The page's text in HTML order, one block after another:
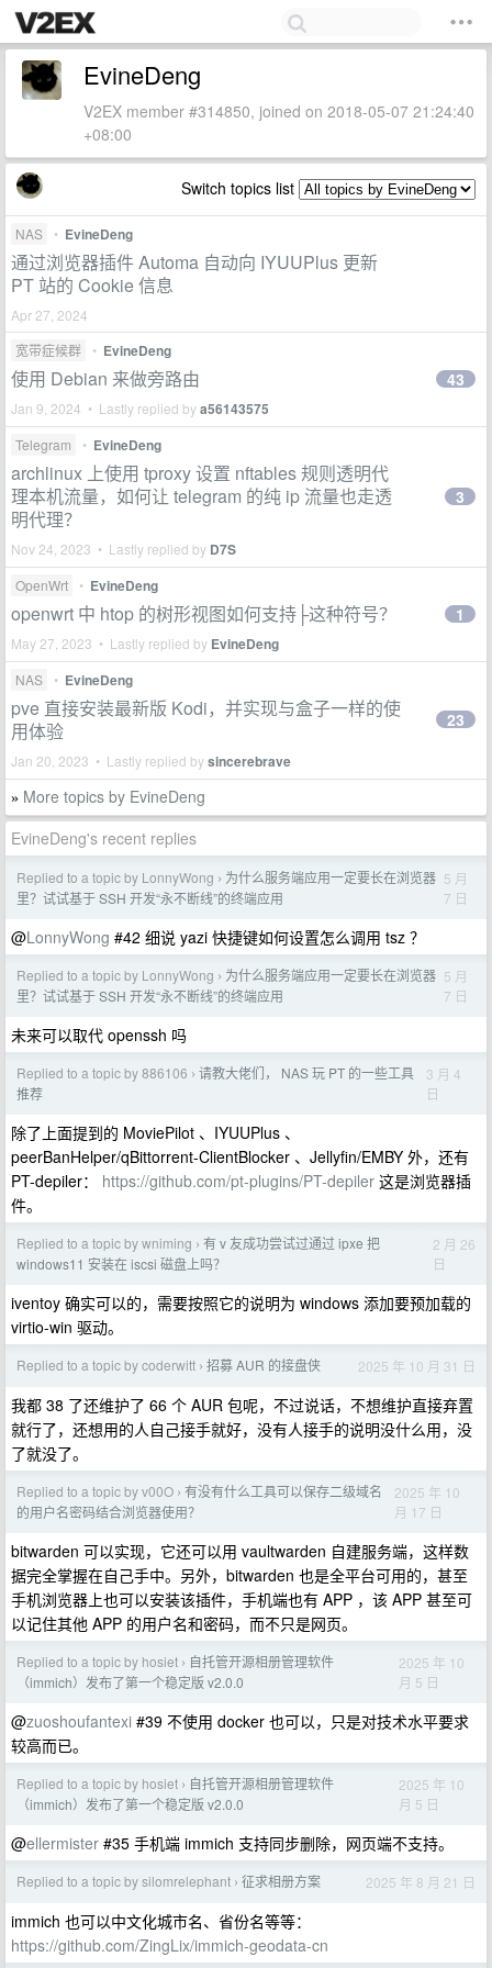
EvineDeng
V2EX member #314850, joined on 2018-05-07 21:24:40
+08:00
Switch topics list
NAS • EvineDeng
通过浏览器插件 Automa 自动向 IYUUPlus 更新
PT 站的 Cookie 信息
Apr 27, 2024
宽带症候群
• EvineDeng
使用 Debian 来做旁路由
Jan 9, 2024 • Lastly replied bya56143575
43
Telegram • EvineDeng
archlinux 上使用 tproxy 设置 nftables 规则透明代
理本机流量，如何让 telegram 的纯 ip 流量也走透
明代理？
Nov 24, 2023 • Lastly replied by D7S
3
OpenWrt • EvineDeng
openwrt 中 htop 的树形视图如何支持├这种符号？
May 27, 2023 • Lastly replied by EvineDeng
1
NAS • EvineDeng
pve 直接安装最新版 Kodi，并实现与盒子一样的使
用体验
Jan 20, 2023 • Lastly replied bysincerebrave
23
» More topics by EvineDeng
EvineDeng's recent replies
Replied to a topic by LonnyWong › 为什么服务端应用一定要长在浏览器
里？试试基于 SSH 开发“永不断线”的终端应用
5 月
7 日
@LonnyWong #42 细说 yazi 快捷键如何设置怎么调用 tsz ？
Replied to a topic by LonnyWong › 为什么服务端应用一定要长在浏览器
里？试试基于 SSH 开发“永不断线”的终端应用
5 月
7 日
未来可以取代 openssh 吗
Replied to a topic by 886106 › 请教大佬们， NAS 玩 PT 的一些工具
推荐
3 月 4
日
除了上面提到的 MoviePilot 、IYUUPlus 、
peerBanHelper/qBittorrent-ClientBlocker 、Jellyfin/EMBY 外，还有
PT-depiler： https://github.com/pt-plugins/PT-depiler 这是浏览器插
件。
Replied to a topic by wniming › 有 v 友成功尝试过通过 ipxe 把
windows11 安装在 iscsi 磁盘上吗？
2 月 26
日
iventoy 确实可以的，需要按照它的说明为 windows 添加要预加载的
virtio-win 驱动。
Replied to a topic by coderwitt › 招募 AUR 的接盘侠 2025 年 10 月 31 日
我都 38 了还维护了 66 个 AUR 包呢，不过说话，不想维护直接弃置
就行了，还想用的人自己接手就好，没有人接手的说明没什么用，没
了就没了。
Replied to a topic by v00O › 有没有什么工具可以保存二级域名
的用户名密码结合浏览器使用？
2025 年 10
月 17 日
bitwarden 可以实现，它还可以用 vaultwarden 自建服务端，这样数
据完全掌握在自己手中。另外，bitwarden 也是全平台可用的，甚至
手机浏览器上也可以安装该插件，手机端也有 APP ，该 APP 甚至可
以记住其他 APP 的用户名和密码，而不只是网页。
Replied to a topic by hosiet › 自托管开源相册管理软件
（immich）发布了第一个稳定版 v2.0.0
2025 年 10
月 5 日
@zuoshoufantexi #39 不使用 docker 也可以，只是对技术水平要求
较高而已。
Replied to a topic by hosiet › 自托管开源相册管理软件
（immich）发布了第一个稳定版 v2.0.0
2025 年 10
月 5 日
@ellermister #35 手机端 immich 支持同步删除，网页端不支持。
Replied to a topic by silomrelephant › 征求相册方案 2025 年 8 月 21 日
immich 也可以中文化城市名、省份名等等：
https://github.com/ZingLix/immich-geodata-cn